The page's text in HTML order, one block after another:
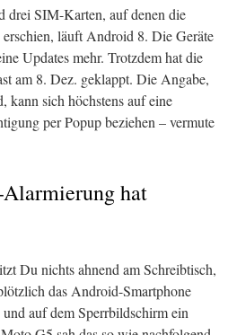
drei SIM-Karten, auf denen die
läuft Android 8. Die Geräte
Updates mehr. Trotzdem hat die
am 8. Dez. geklappt. Die Angabe,
kann sich höchstens auf eine
per Popup beziehen – vermute
hat
Du nichts ahnend am Schreibtisch,
das Android-Smartphone
auf dem Sperrbildschirm ein